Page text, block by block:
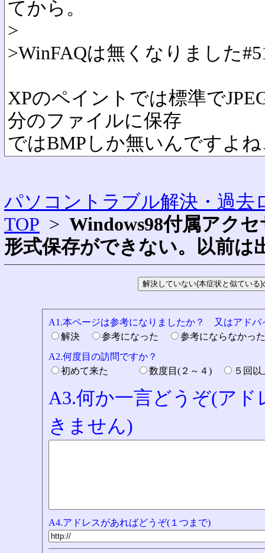
てから。
>
>WinFAQは無くなりました
XPのペイントでは標準で
分のファイルに保存
ではBMPしか無いんですよ
パソコントラブル解決・過去
TOP > Windows98付属アク
形式保存ができない。以前は
A1.本ページは参考になりましたか？ 又はアドバ
解決
参考になった
参考にならなか
A2.何度目の訪問ですか？
初めて来た
数度目(２～４) ５回
A3.何か一言どうぞ(ア
きません)
A4.アドレスがあればどうぞ(１つまで)